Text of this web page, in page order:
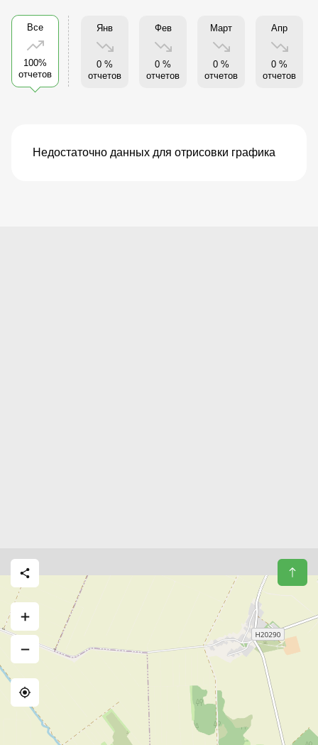
Все
100%
отчетов
Янв
0 %
отчетов
Фев
0 %
отчетов
Март
0 %
отчетов
Апр
0 %
отчетов
Недостаточно данных для отрисовки графика